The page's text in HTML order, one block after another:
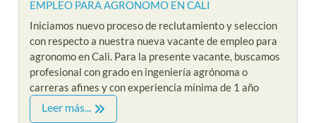
EMPLEO PARA AGRONOMO EN CALI
Iniciamos nuevo proceso de reclutamiento y seleccion
con respecto a nuestra nueva vacante de empleo para
agronomo en Cali. Para la presente vacante, buscamos
profesional con grado en ingeniería agrónoma o
carreras afines y con experiencia mínima de 1 año
Leer más...